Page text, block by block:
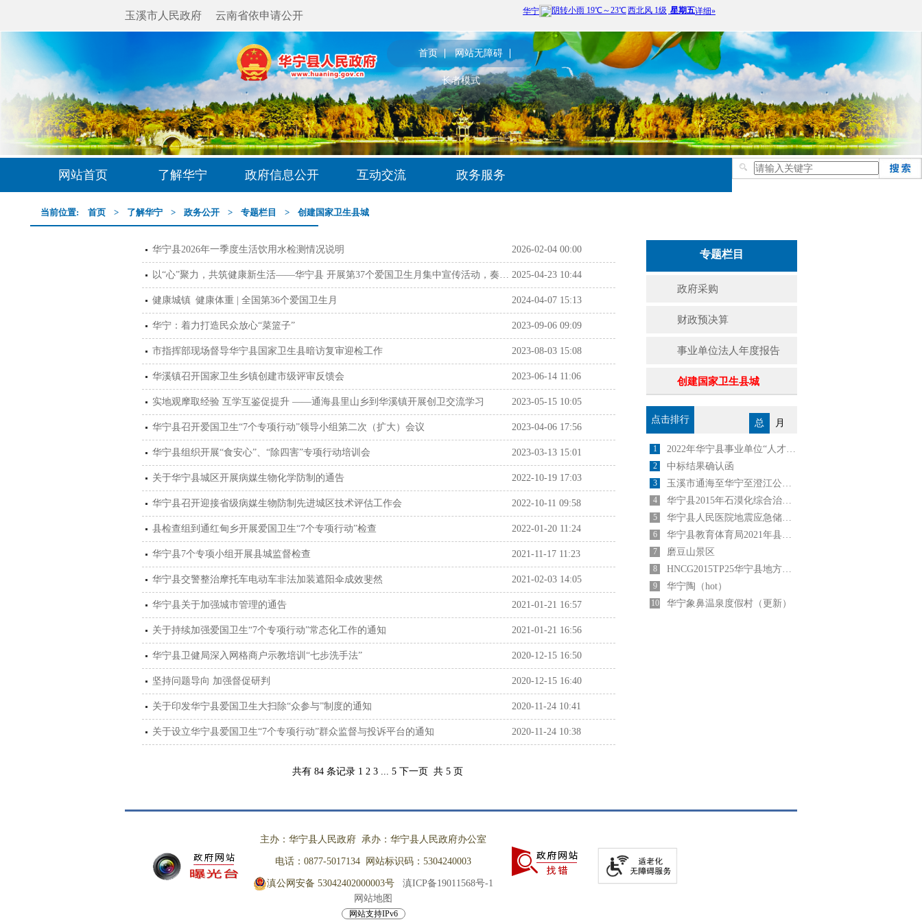
玉溪市人民政府 云南省依申请公开
首页 网站无障碍
长者模式
网站首页 了解华宁 政府信息公开 互动交流 政务服务
当前位置: 首页 > 了解华宁 > 政务公开 > 专题栏目 > 创建国家卫生县城
华宁县2026年一季度生活饮用水检测情况说明 2026-02-04 00:00
以“心”聚力，共筑健康新生活——华宁县 开展第37个爱国卫生月集中宣传活动，奏响“身心共健”协奏曲 2025-04-23 10:44
健康城镇 健康体重 | 全国第36个爱国卫生月 2024-04-07 15:13
华宁：着力打造民众放心“菜篮子” 2023-09-06 09:09
市指挥部现场督导华宁县国家卫生县暗访复审迎检工作 2023-08-03 15:08
华溪镇召开国家卫生乡镇创建市级评审反馈会 2023-06-14 11:06
实地观摩取经验 互学互鉴促提升 ——通海县里山乡到华溪镇开展创卫交流学习 2023-05-15 10:05
华宁县召开爱国卫生“7个专项行动”领导小组第二次（扩大）会议 2023-04-06 17:56
华宁县组织开展“食安心”、“除四害”专项行动培训会 2023-03-13 15:01
关于华宁县城区开展病媒生物化学防制的通告 2022-10-19 17:03
华宁县召开迎接省级病媒生物防制先进城区技术评估工作会 2022-10-11 09:58
县检查组到通红甸乡开展爱国卫生“7个专项行动”检查 2022-01-20 11:24
华宁县7个专项小组开展县城监督检查 2021-11-17 11:23
华宁县交警整治摩托车电动车非法加装遮阳伞成效斐然 2021-02-03 14:05
华宁县关于加强城市管理的通告 2021-01-21 16:57
关于持续加强爱国卫生“7个专项行动”常态化工作的通知 2021-01-21 16:56
华宁县卫健局深入网格商户示教培训“七步洗手法” 2020-12-15 16:50
坚持问题导向 加强督促研判 2020-12-15 16:40
关于印发华宁县爱国卫生大扫除“众参与”制度的通知 2020-11-24 10:41
关于设立华宁县爱国卫生“7个专项行动”群众监督与投诉平台的通知 2020-11-24 10:38
共有 84 条记录 1 2 3 ... 5 下一页 共 5 页
专题栏目
政府采购
财政预决算
事业单位法人年度报告
创建国家卫生县城
点击排行 总 月
1 2022年华宁县事业单位“人才回引计划”公告
2 中标结果确认函
3 玉溪市通海至华宁至澄江公路建设项目
4 华宁县2015年石漠化综合治理工程坡改梯施工（第一标段)中 选 公 告
5 华宁县人民医院地震应急储备物资采购项目 成交公告
6 华宁县教育体育局2021年县内公开选调中小学教师公告
7 磨豆山景区
8 HNCG2015TP25华宁县地方税务局办公设备采购与安装采购中标公告
9 华宁陶（hot）
10 华宁象鼻温泉度假村（更新）
主办：华宁县人民政府 承办：华宁县人民政府办公室
电话：0877-5017134 网站标识码：5304240003
滇公网安备 53042402000003号
滇ICP备19011568号-1
网站地图
网站支持IPv6